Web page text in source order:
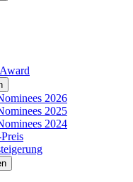
2026
2025
2024